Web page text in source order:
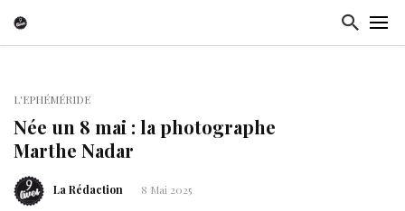
L'EPHÉMÉRIDE
Née un 8 mai : la photographe
Marthe Nadar
La Rédaction 8 Mai 2025